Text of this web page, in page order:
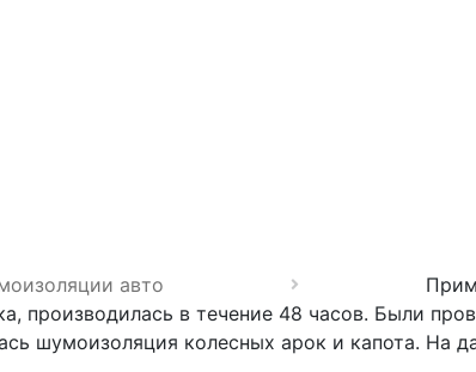
авто
производилась в течение 48 часов. Были
шумоизоляция колесных арок и капота. На